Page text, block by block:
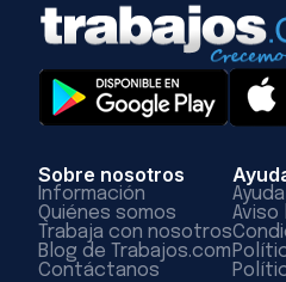
Sobre nosotros
Información
Quiénes somos
Trabaja con nosotros
Blog de Trabajos.com
Contáctanos
Ayuda
Aviso